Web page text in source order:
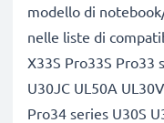
modello di
nelle liste di
X33S Pro33S Pro33
U30JC UL50A
Pro34 series U30S